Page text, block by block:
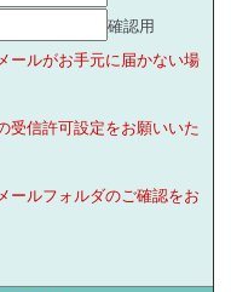
確認用
ールがお手元に届かない場
受信許可設定をお願いいた
ールフォルダのご確認をお